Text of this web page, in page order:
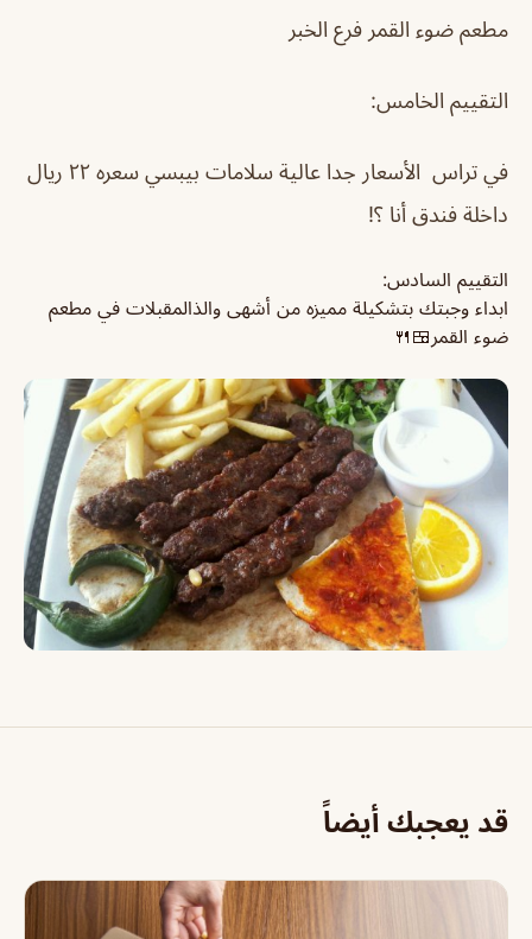
مطعم ضوء القمر فرع الخبر
التقييم الخامس:
في تراس الأسعار جدا عالية سلامات بيبسي سعره ٢٢ ريال
داخلة فندق أنا ؟!
التقييم السادس:
ابداء وجبتك بتشكيلة مميزه من أشهى والذالمقبلات في مطعم
ضوء القمر🍱🍴
قد يعجبك أيضاً